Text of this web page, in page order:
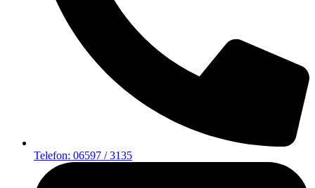
Telefon: 06597 / 3135